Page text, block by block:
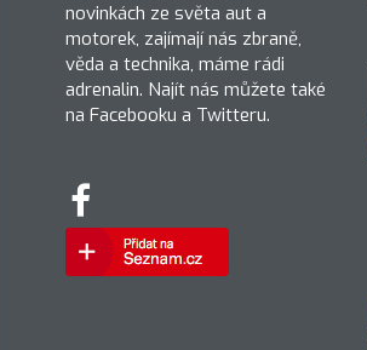
novinkách ze světa aut a
motorek, zajímají nás zbraně,
věda a technika, máme rádi
adrenalin. Najít nás můžete také
na Facebooku a Twitteru.